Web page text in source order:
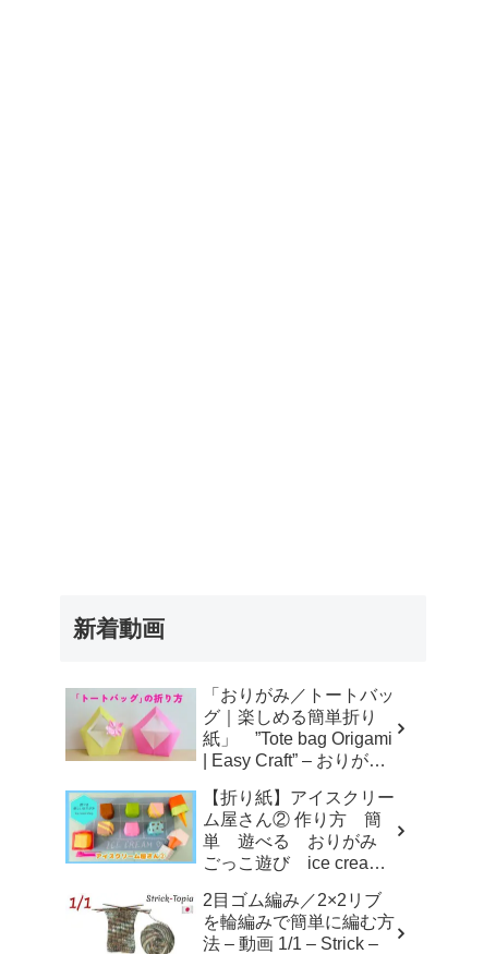
新着動画
「おりがみ／トートバッ
グ｜楽しめる簡単折り
紙」 ”Tote bag Origami
| Easy Craft” – おりがみ
【折り紙】アイスクリー
ム屋さん② 作り方 簡
単 遊べる おりがみ
ごっこ遊び ice cream
2目ゴム編み／2×2リブ
を輪編みで簡単に編む方
法 – 動画 1/1 – Strick –